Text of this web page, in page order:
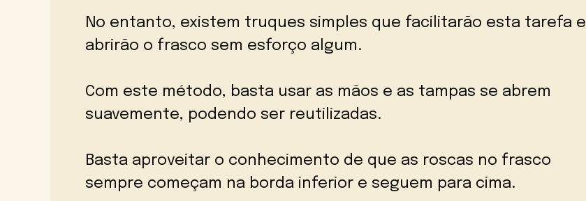
No entanto, existem truques simples que facilitarão esta tarefa e
abrirão o frasco sem esforço algum.
Com este método, basta usar as mãos e as tampas se abrem
suavemente, podendo ser reutilizadas.
Basta aproveitar o conhecimento de que as roscas no frasco
sempre começam na borda inferior e seguem para cima.